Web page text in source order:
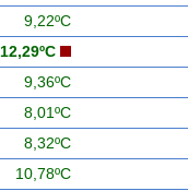
9,22ºC
12,29ºC
9,36ºC
8,01ºC
8,32ºC
10,78ºC